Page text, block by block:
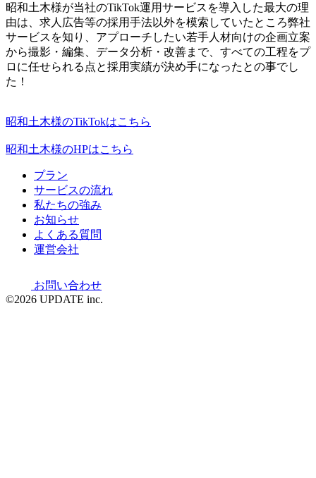
昭和土木様が当社のTikTok運用サービスを導入した最大の理
由は、求人広告等の採用手法以外を模索していたところ弊社
サービスを知り、アプローチしたい若手人材向けの企画立案
から撮影・編集、データ分析・改善まで、すべての工程をプ
ロに任せられる点と採用実績が決め手になったとの事でし
た！
昭和土木様のTikTokはこちら
昭和土木様のHPはこちら
プラン
サービスの流れ
私たちの強み
お知らせ
よくある質問
運営会社
お問い合わせ
©2026 UPDATE inc.